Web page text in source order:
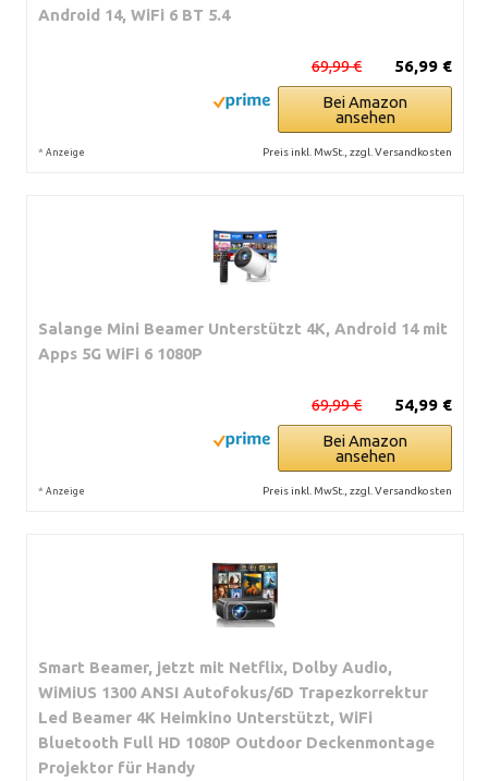
Android 14, WiFi 6 BT 5.4
56,99 €
69,99 €
Bei Amazon
ansehen
* Anzeige Preis inkl. MwSt., zzgl. Versandkosten
Salange Mini Beamer Unterstützt 4K, Android 14 mit
Apps 5G WiFi 6 1080P
54,99 €
69,99 €
Bei Amazon
ansehen
* Anzeige Preis inkl. MwSt., zzgl. Versandkosten
Smart Beamer, jetzt mit Netflix, Dolby Audio,
WiMiUS 1300 ANSI Autofokus/6D Trapezkorrektur
Led Beamer 4K Heimkino Unterstützt, WiFi
Bluetooth Full HD 1080P Outdoor Deckenmontage
Projektor für Handy